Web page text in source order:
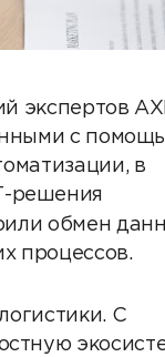
экспертов
с
в
решения
обмен
процессов.
С